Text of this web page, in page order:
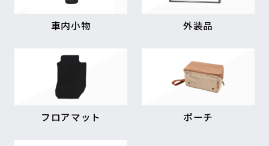
車内小物 外装品
フロアマット ポーチ